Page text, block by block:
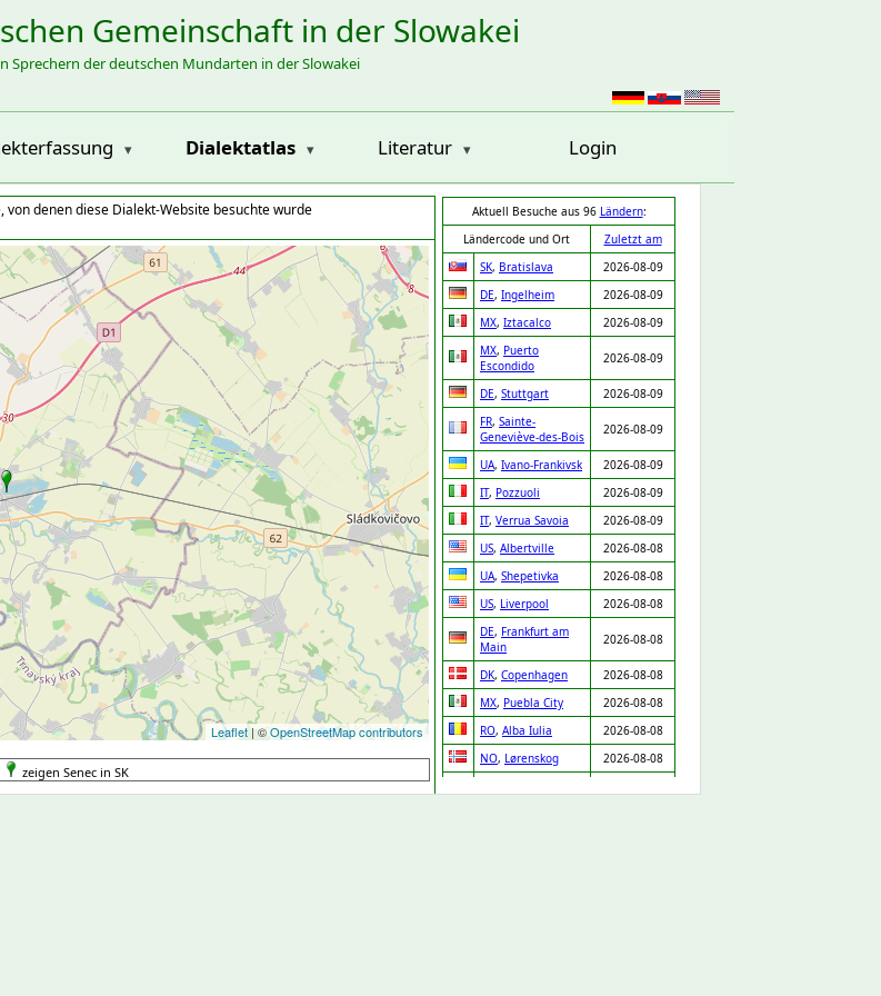
Gemeinschaft in der Slowakei
Sprechern der deutschen Mundarten in der Slowakei
Dialektatlas Literatur Login
denen diese Dialekt-Website besuchte wurde
Leaflet | ©OpenStreetMap contributors
Aktuell Besuche aus 96 Ländern:
Ländercode und Ort
Zuletzt am
SK, Bratislava
2026-08-09
DE, Ingelheim
2026-08-09
MX, Iztacalco
2026-08-09
MX, Puerto
Escondido
2026-08-09
DE, Stuttgart
2026-08-09
FR, Sainte-
Geneviève-des-Bois
2026-08-09
UA, Ivano-Frankivsk
2026-08-09
IT, Pozzuoli
2026-08-09
IT, Verrua Savoia
2026-08-09
US, Albertville
2026-08-08
UA, Shepetivka
2026-08-08
US, Liverpool
2026-08-08
DE, Frankfurt am
Main
2026-08-08
DK, Copenhagen
2026-08-08
MX, Puebla City
2026-08-08
RO, Alba Iulia
2026-08-08
NO, Lørenskog
2026-08-08
zeigen Senec in SK